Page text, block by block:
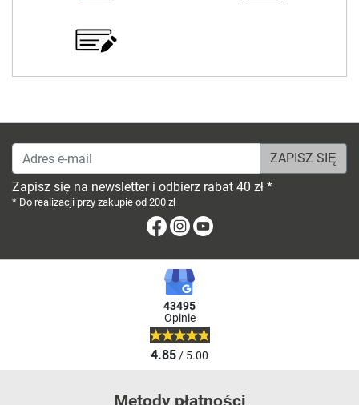
Adres e-mail
Zapisz się na newsletter i odbierz rabat 40 zł *
* Do realizacji przy zakupie od 200 zł
FacebookInstagram
43495
Opinie
4.85/ 5.00
Metody płatności